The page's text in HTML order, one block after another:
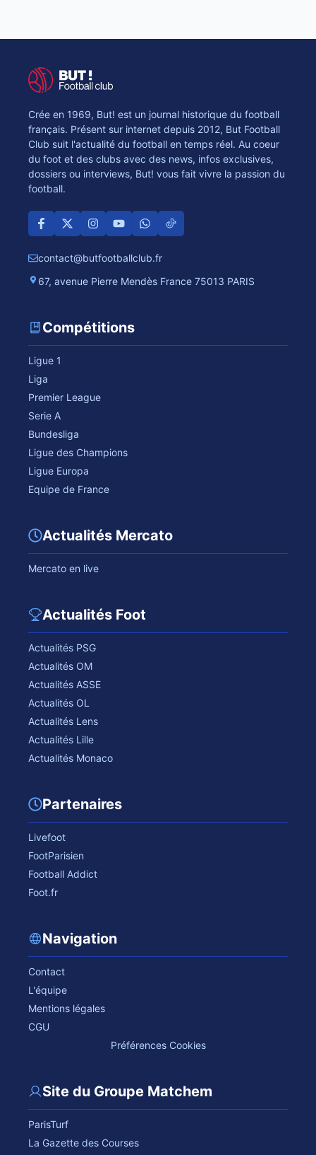
Crée en 1969, But! est un journal historique du football
français. Présent sur internet depuis 2012, But Football
Club suit l'actualité du football en temps réel. Au coeur
du foot et des clubs avec des news, infos exclusives,
dossiers ou interviews, But! vous fait vivre la passion du
football.
contact@butfootballclub.fr
67, avenue Pierre Mendès France 75013 PARIS
Compétitions
Ligue 1
Liga
Premier League
Serie A
Bundesliga
Ligue des Champions
Ligue Europa
Equipe de France
Actualités Mercato
Mercato en live
Actualités Foot
Actualités PSG
Actualités OM
Actualités ASSE
Actualités OL
Actualités Lens
Actualités Lille
Actualités Monaco
Partenaires
Livefoot
FootParisien
Football Addict
Foot.fr
Navigation
Contact
L'équipe
Mentions légales
CGU
Préférences Cookies
Site du Groupe Matchem
ParisTurf
La Gazette des Courses